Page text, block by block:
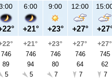
746
89
5
6:00
+21°
+21°
746
94
5
9:00
+23°
+23°
746
80
7
12:00
+27°
+27°
746
64
7
+27°
745
62
7